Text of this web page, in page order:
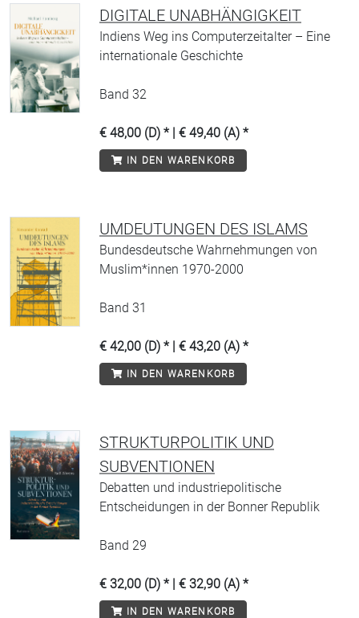
DIGITALE UNABHÄNGIGKEIT
Indiens Weg ins Computerzeitalter – Eine
internationale Geschichte
Band 32
€ 48,00 (D) * | € 49,40 (A) *
IN DEN WARENKORB
UMDEUTUNGEN DES ISLAMS
Bundesdeutsche Wahrnehmungen von
Muslim*innen 1970-2000
Band 31
€ 42,00 (D) * | € 43,20 (A) *
IN DEN WARENKORB
STRUKTURPOLITIK UND
SUBVENTIONEN
Debatten und industriepolitische
Entscheidungen in der Bonner Republik
Band 29
€ 32,00 (D) * | € 32,90 (A) *
IN DEN WARENKORB